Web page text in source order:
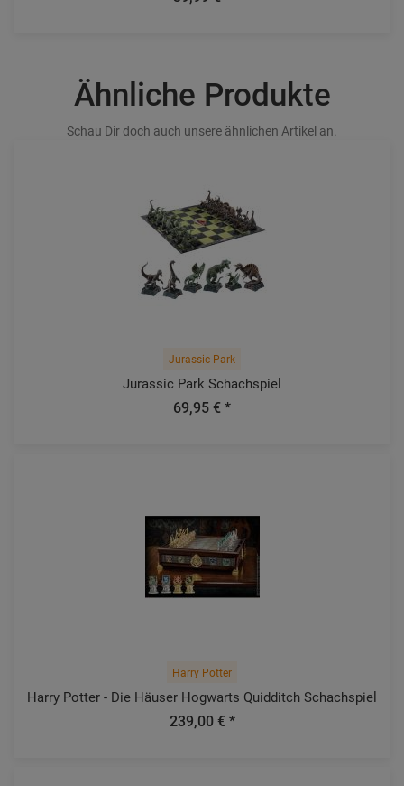
Ähnliche Produkte
Schau Dir doch auch unsere ähnlichen Artikel an.
Jurassic Park
Jurassic Park Schachspiel
69,95 € *
Harry Potter
Harry Potter - Die Häuser Hogwarts Quidditch Schachspiel
239,00 € *